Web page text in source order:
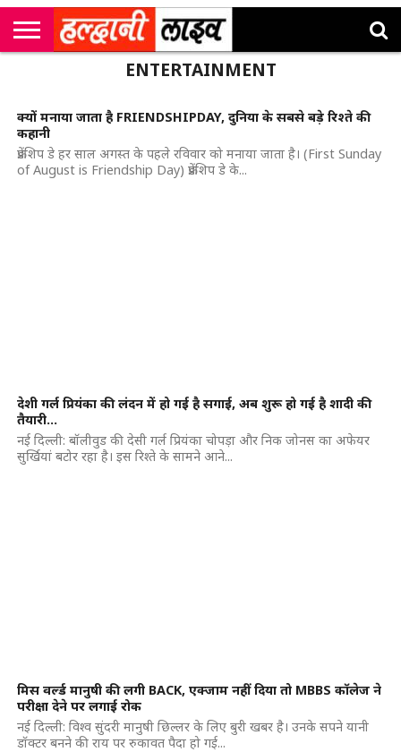
ENTERTAINMENT
क्यों मनाया जाता है FRIENDSHIPDAY, दुनिया के सबसे बड़े रिश्ते की
कहानी
फ्रेंडशिप डे हर साल अगस्त के पहले रविवार को मनाया जाता है। (First Sunday
of August is Friendship Day) फ्रेंडशिप डे के...
देशी गर्ल प्रियंका की लंदन में हो गई है सगाई, अब शुरू हो गई है शादी की
तैयारी…
नई दिल्ली: बॉलीवुड की देसी गर्ल प्रियंका चोपड़ा और निक जोनस का अफेयर
सुर्खियां बटोर रहा है। इस रिश्ते के सामने आने...
मिस वर्ल्ड मानुषी की लगी BACK, एक्जाम नहीं दिया तो MBBS कॉलेज ने
परीक्षा देने पर लगाई रोक
नई दिल्ली: विश्व सुंदरी मानुषी छिल्लर के लिए बुरी खबर है। उनके सपने यानी
डॉक्टर बनने की राय पर रुकावत पैदा हो गई...